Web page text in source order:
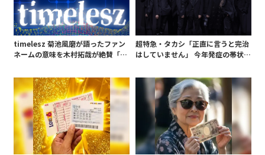
timelesz 菊池風磨が語ったファン
ネームの意味を木村拓哉が絶賛「考
超特急・タカシ「正直に言うと完治
はしていません」 今年発症の帯状疱
白 後遺症も語る